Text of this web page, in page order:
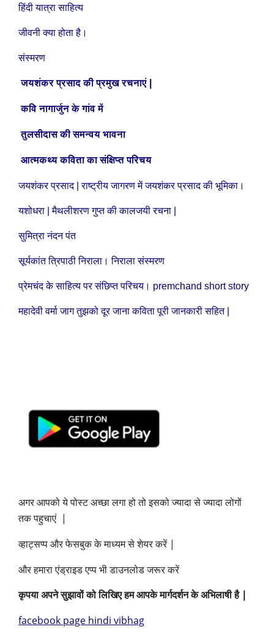
हिंदी यात्रा साहित्य
जीवनी क्या होता है।
संस्मरण
जयशंकर प्रसाद की प्रमुख रचनाएं
कवि नागार्जुन के गांव में
तुलसीदास की समन्वय भावना
आत्मकथ्य कविता का संक्षिप्त परिचय
जयशंकर प्रसाद | राष्ट्रीय जागरण में जयशंकर प्रसाद की भूमिका।
यशोधरा | मैथलीशरण गुप्त की कालजयी रचना |
सुमित्रा नंदन पंत
सूर्यकांत त्रिपाठी निराला। निराला संस्मरण
प्रेमचंद के साहित्य पर संछिप्त परिचय। premchand short story
महादेवी वर्मा जाग तुझको दूर जाना कविता पूरी जानकारी सहित |
अगर आपको ये पोस्ट अच्छा लगा हो तो इसको ज्यादा से ज्यादा लोगों
तक पहुचाएं |
व्हाट्सप्प और फेसबुक के माध्यम से शेयर करें |
और हमारा एंड्राइड एप्प भी डाउनलोड जरूर करें
कृपया अपने सुझावों को लिखिए हम आपके मार्गदर्शन के अभिलाषी है |
facebook page hindi vibhag